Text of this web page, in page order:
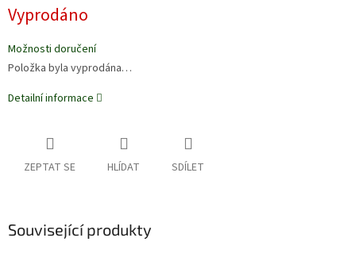
cena:
Vyprodáno
Možnosti doručení
Položka byla vyprodána…
Detailní informace
ZEPTAT SE HLÍDAT SDÍLET
Související produkty